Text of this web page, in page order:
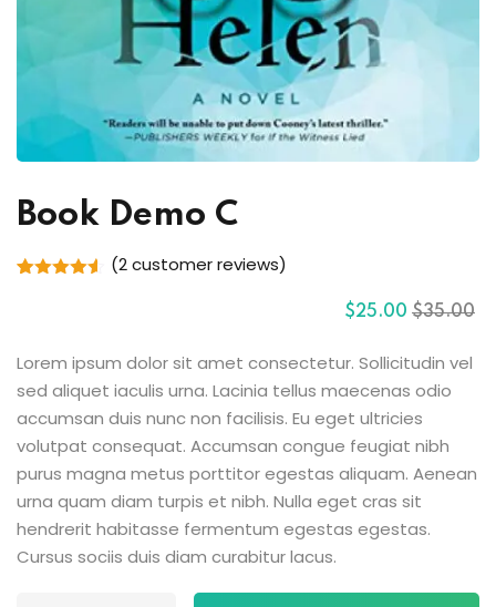
Book Demo C
ratings
(2customer reviews)
$35.00
$25.00
Lorem ipsum dolor sit amet consectetur. Sollicitudin vel
sed aliquet iaculis urna. Lacinia tellus maecenas odio
accumsan duis nunc non facilisis. Eu eget ultricies
volutpat consequat. Accumsan congue feugiat nibh
purus magna metus porttitor egestas aliquam. Aenean
urna quam diam turpis et nibh. Nulla eget cras sit
hendrerit habitasse fermentum egestas egestas.
Cursus sociis duis diam curabitur lacus.